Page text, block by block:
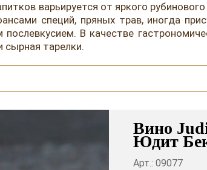
варьируется от яркого
специй, пряных трав, иногда
В качестве
тарелки.
Вино
Юдит
Арт.: 09077